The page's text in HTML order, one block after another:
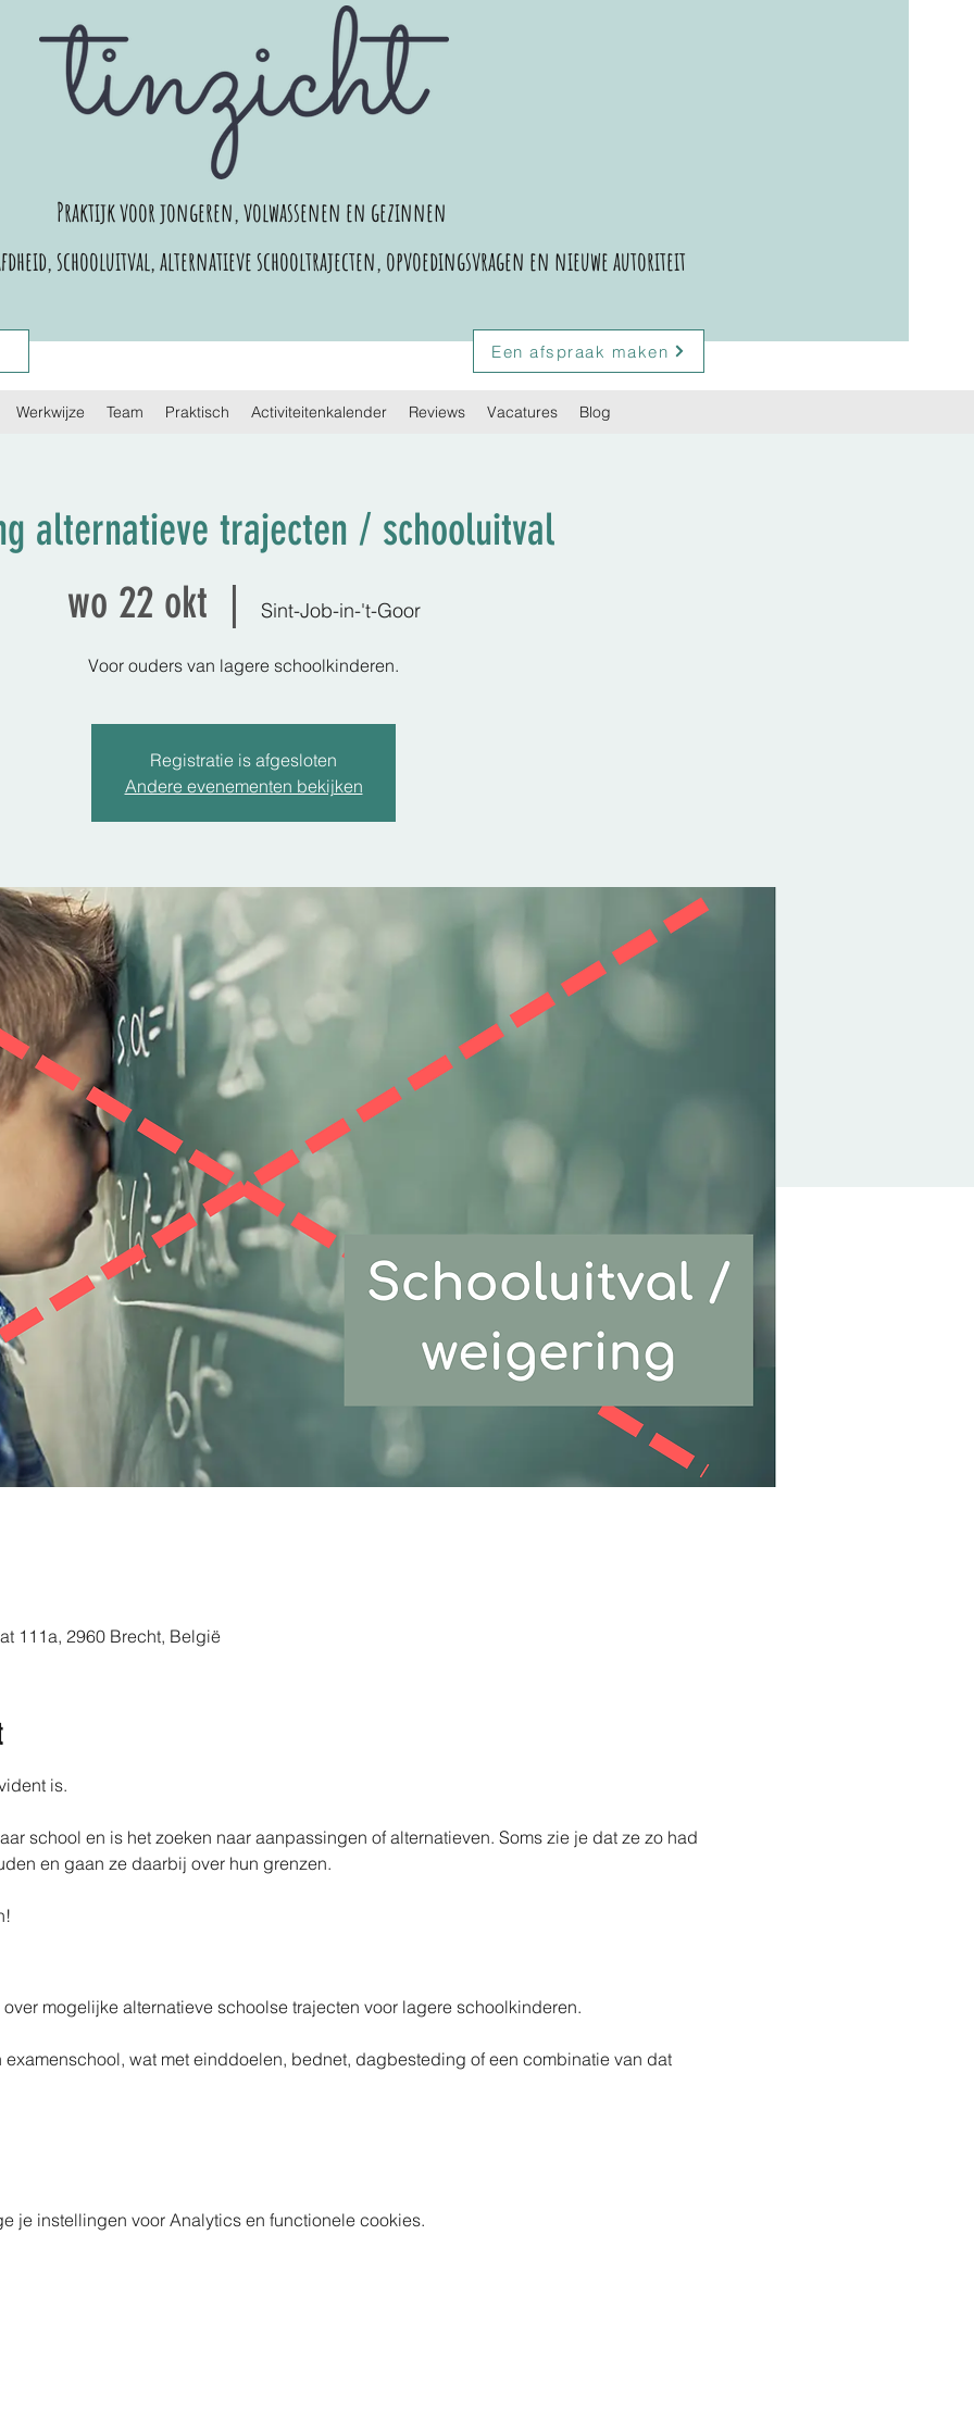
Praktijk voor jongeren, volwassenen en gezinnen
schooluitval, alternatieve schooltrajecten, opvoedingsvragen en nieuwe autoriteit
Een afspraak maken
Werkwijze Team Praktisch Activiteitenkalender Reviews Vacatures Blog
alternatieve trajecten / schooluitval
wo 22 okt
Sint-Job-in-'t-Goor
Voor ouders van lagere schoolkinderen.
Registratie is afgesloten
Andere evenementen bekijken
111a, 2960 Brecht, België
is.
school en is het zoeken naar aanpassingen of alternatieven. Soms zie je dat ze zo had
en gaan ze daarbij over hun grenzen.
mogelijke alternatieve schoolse trajecten voor lagere schoolkinderen.
examenschool, wat met einddoelen, bednet, dagbesteding of een combinatie van dat
je instellingen voor Analytics en functionele cookies.